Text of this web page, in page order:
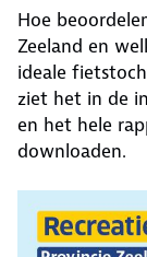
Hoe
Zeeland en
ideale
ziet het in de
en het hele
downloaden.